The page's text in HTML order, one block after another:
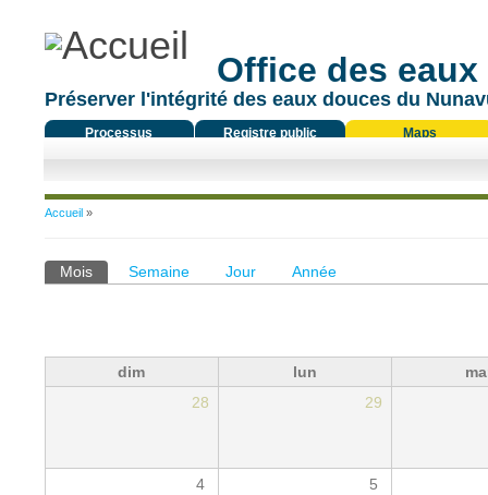
Office des
Préserver l'intégrité des eaux douces du
Processus
Registre public Maps
Vous êtes ici
Accueil»
Onglets principaux
Mois(onglet actif)
Semaine Jour Année
dim lun
28
29
4 5